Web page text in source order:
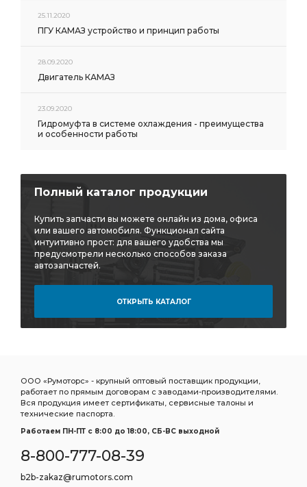
25.11.2020
ПГУ КАМАЗ устройство и принцип работы
28.09.2020
Двигатель КАМАЗ
23.09.2020
Гидромуфта в системе охлаждения - преимущества
и особенности работы
Полный каталог продукции
Купить запчасти вы можете онлайн из дома, офиса
или вашего автомобиля. Функционал сайта
интуитивно прост: для вашего удобства мы
предусмотрели несколько способов заказа
автозапчастей.
ОТКРЫТЬ КАТАЛОГ
ООО «Румоторс» - крупный оптовый поставщик продукции,
работает по прямым договорам с заводами-производителями.
Вся продукция имеет сертификаты, сервисные талоны и
технические паспорта.
Работаем ПН-ПТ c 8:00 до 18:00, СБ-ВС выходной
8-800-777-08-39
b2b-zakaz@rumotors.com